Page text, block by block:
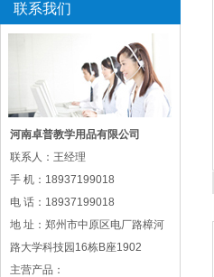
联系我们
河南卓普教学用品有限公司
联系人：王经理
手 机：18937199018
电 话：18937199018
地 址：郑州市中原区电厂路樟河
路大学科技园16栋B座1902
主营产品：